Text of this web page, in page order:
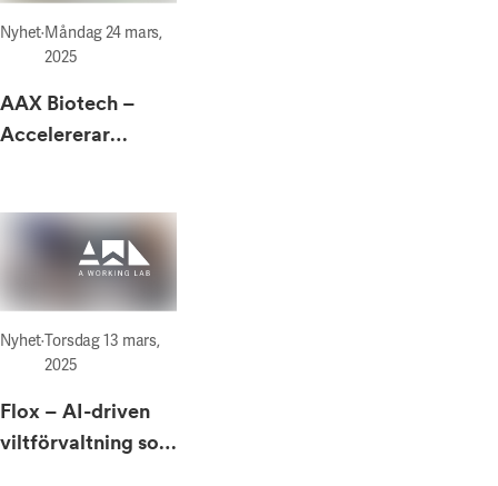
Nyhet·Måndag 24 mars,
2025
AAX Biotech –
Accelererar
läkemedel
Nyhet·Torsdag 13 mars,
2025
Flox – AI-driven
viltförvaltning som